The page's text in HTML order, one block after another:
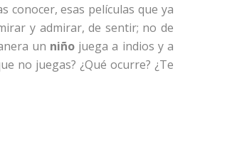
conocer, esas películas que ya
y admirar, de sentir; no de
un niño juega a indios y a
no juegas? ¿Qué ocurre? ¿Te